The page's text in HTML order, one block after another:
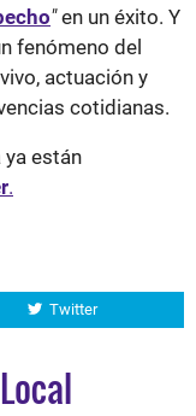
"en un éxito. Y
fenómeno del
actuación y
cotidianas.
ya están
.
Twitter